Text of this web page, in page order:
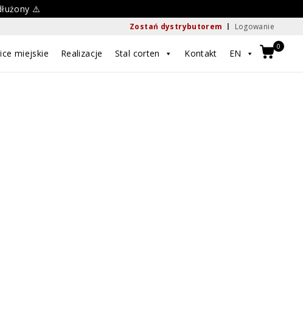
⚠️
Zostań dystrybutorem Logowanie
miejskie Realizacje Stal corten Kontakt EN
0